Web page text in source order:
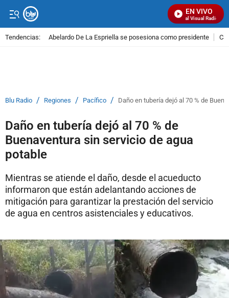
EN VIVO
Señal Visual Radio
Tendencias: Abelardo De La Espriella se posesiona como presidente
Blu Radio / Regiones / Pacífico / Daño en tubería dejó al 70 % de
Daño en tubería dejó al 70 % de
Buenaventura sin servicio de agua
potable
Mientras se atiende el daño, desde el acueducto
informaron que están adelantando acciones de
mitigación para garantizar la prestación del servicio
de agua en centros asistenciales y educativos.